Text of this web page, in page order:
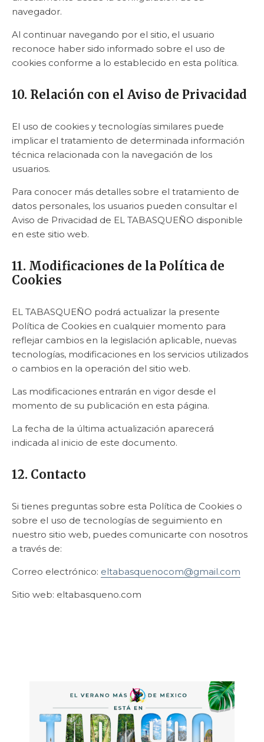
navegador.
Al continuar navegando por el sitio, el usuario
reconoce haber sido informado sobre el uso de
cookies conforme a lo establecido en esta política.
10. Relación con el Aviso de Privacidad
El uso de cookies y tecnologías similares puede
implicar el tratamiento de determinada información
técnica relacionada con la navegación de los
usuarios.
Para conocer más detalles sobre el tratamiento de
datos personales, los usuarios pueden consultar el
Aviso de Privacidad de EL TABASQUEÑO disponible
en este sitio web.
11. Modificaciones de la Política de
Cookies
EL TABASQUEÑO podrá actualizar la presente
Política de Cookies en cualquier momento para
reflejar cambios en la legislación aplicable, nuevas
tecnologías, modificaciones en los servicios utilizados
o cambios en la operación del sitio web.
Las modificaciones entrarán en vigor desde el
momento de su publicación en esta página.
La fecha de la última actualización aparecerá
indicada al inicio de este documento.
12. Contacto
Si tienes preguntas sobre esta Política de Cookies o
sobre el uso de tecnologías de seguimiento en
nuestro sitio web, puedes comunicarte con nosotros
a través de:
Correo electrónico: eltabasquenocom@gmail.com
Sitio web: eltabasqueno.com